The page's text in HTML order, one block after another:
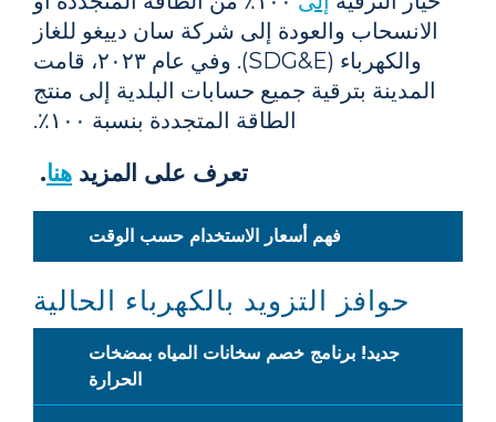
الانسحاب والعودة إلى شركة سان دييغو للغاز
والكهرباء (SDG&E). وفي عام ٢٠٢٣، قامت
المدينة بترقية جميع حسابات البلدية إلى منتج
الطاقة المتجددة بنسبة ١٠٠٪.
تعرف على المزيد هنا.
فهم أسعار الاستخدام حسب الوقت
حوافز التزويد بالكهرباء الحالية
جديد! برنامج خصم سخانات المياه بمضخات
الحرارة